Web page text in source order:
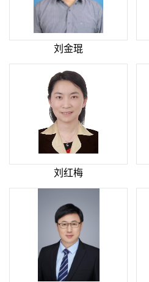
刘金琨
刘红梅